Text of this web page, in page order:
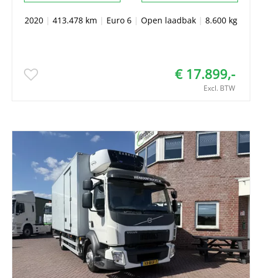
2020 | 413.478 km | Euro 6 | Open laadbak | 8.600 kg
€ 17.899,-
Excl. BTW